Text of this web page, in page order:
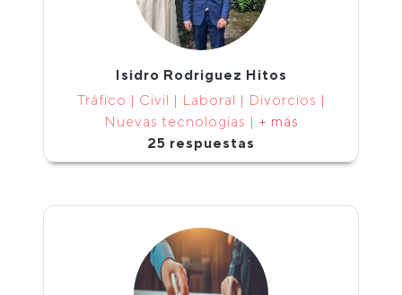
Isidro Rodriguez Hitos
Tráfico | Civil | Laboral | Divorcios |
Nuevas tecnologías | + más
25 respuestas